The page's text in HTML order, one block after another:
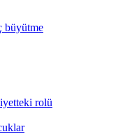
büyütme
rolü